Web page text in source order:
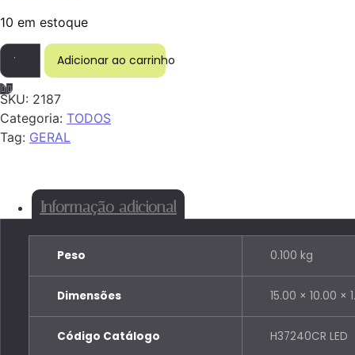
10 em estoque
LANTERNA LATERAL PALITINHO BASE REDONDA LED
Adicionar ao carrinho
SKU: 2187
Categoria: TODOS
Tag: GERAL
Informação adicional
Peso 0.100 kg
Dimensões 15.00 × 10.00 ×
Código Catálogo H37240CR LED